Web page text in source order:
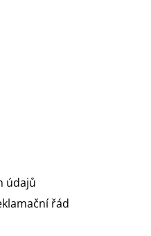
údajů
řád